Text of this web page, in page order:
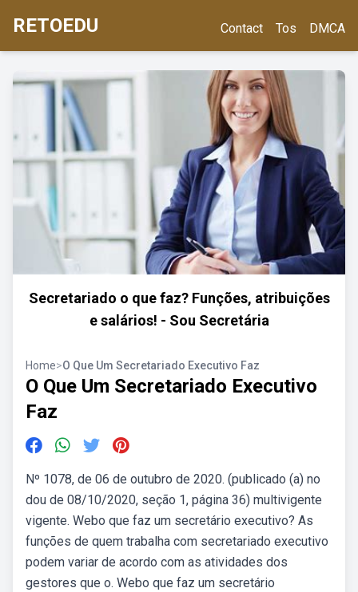
RETOEDU Contact Tos DMCA
Secretariado o que faz? Funções, atribuições
e salários! - Sou Secretária
Home>O Que Um Secretariado Executivo Faz
O Que Um Secretariado Executivo
Faz
Nº 1078, de 06 de outubro de 2020. (publicado (a) no
dou de 08/10/2020, seção 1, página 36) multivigente
vigente. Webo que faz um secretário executivo? As
funções de quem trabalha com secretariado executivo
podem variar de acordo com as atividades dos
gestores que o. Webo que faz um secretário